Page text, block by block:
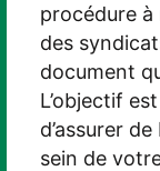
procédure à
des
document
L’objectif
d’assurer
sein de